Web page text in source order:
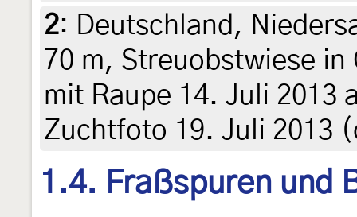
2: Deutschland,
70 m, Streuobstwiese
mit Raupe 14. Juli 2013
Zuchtfoto 19. Juli 2013
1.4. Fraßspuren und